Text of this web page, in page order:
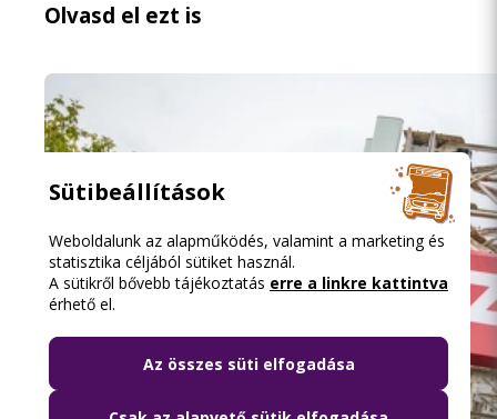
Olvasd el ezt is
Sütibeállítások
Weboldalunk az alapműködés, valamint a marketing és
statisztika céljából sütiket használ.
A sütikről bővebb tájékoztatás erre a linkre kattintva
érhető el.
Az összes süti elfogadása